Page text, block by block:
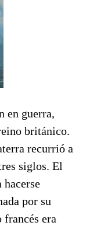
en guerra,
británico.
recurrió a
siglos. El
hacerse
por su
era